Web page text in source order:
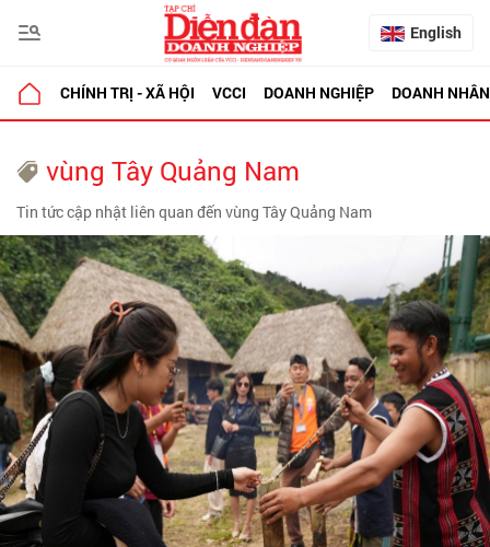
English
CHÍNH TRỊ - XÃ HỘI VCCI DOANH NGHIỆP DOANH NHÂN
vùng Tây Quảng Nam
Tin tức cập nhật liên quan đến vùng Tây Quảng Nam